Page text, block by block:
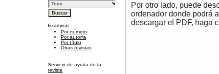
Examinar
Por número
Por autor/a
Por título
Otras revistas
Servicio de ayuda de la
revista
Por otro lado, puede
ordenador donde podrá
descargar el PDF, haga